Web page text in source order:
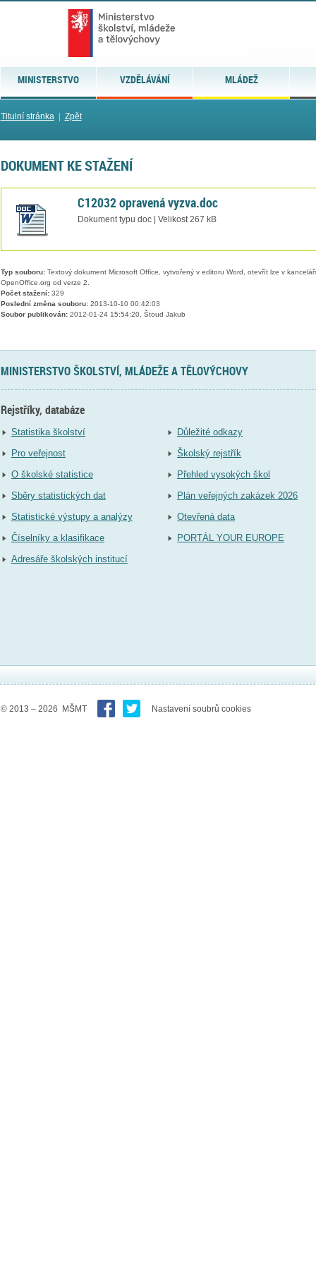
MINISTERSTVO VZDĚLÁVÁNÍ MLÁDEŽ
Titulní stránka| Zpět
DOKUMENT KE STAŽENÍ
C12032 opravená vyzva.doc
Dokument typu doc | Velikost 267 kB
Typ souboru:Textový dokument Microsoft Office, vytvořený v editoru Word, otevřít lze v
OpenOffice.org od verze 2.
Počet stažení:329
Poslední změna souboru:2013-10-10 00:42:03
Soubor publikován:2012-01-24 15:54:20, Štoud Jakub
MINISTERSTVO ŠKOLSTVÍ, MLÁDEŽE A TĚLOVÝCHOVY
Rejstříky, databáze
Statistika školství
Pro veřejnost
O školské statistice
Sběry statistických dat
Statistické výstupy a analýzy
Číselníky a klasifikace
Adresáře školských institucí
Důležité odkazy
Školský rejstřík
Přehled vysokých škol
Plán veřejných zakázek 2026
Otevřená data
PORTÁL YOUR EUROPE
© 2013 – 2026 MŠMT Nastavení soubrů cookies